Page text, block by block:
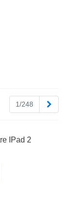
1/248
IPad 2